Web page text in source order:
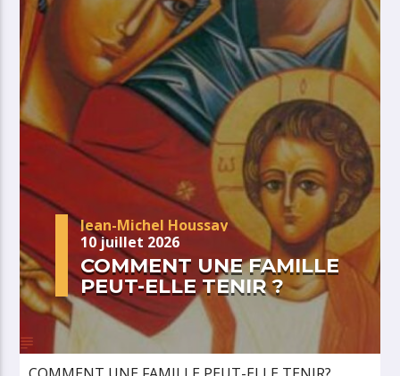
Jean-Michel Houssay
10 juillet 2026
COMMENT UNE FAMILLE
PEUT-ELLE TENIR ?